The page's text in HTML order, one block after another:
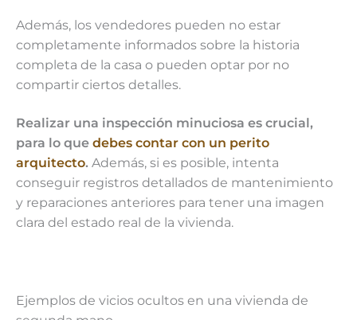
Además, los vendedores pueden no estar
completamente informados sobre la historia
completa de la casa o pueden optar por no
compartir ciertos detalles.
Realizar una inspección minuciosa es crucial,
para lo que debes contar con un perito
arquitecto. Además, si es posible, intenta
conseguir registros detallados de mantenimiento
y reparaciones anteriores para tener una imagen
clara del estado real de la vivienda.
Ejemplos de vicios ocultos en una vivienda de